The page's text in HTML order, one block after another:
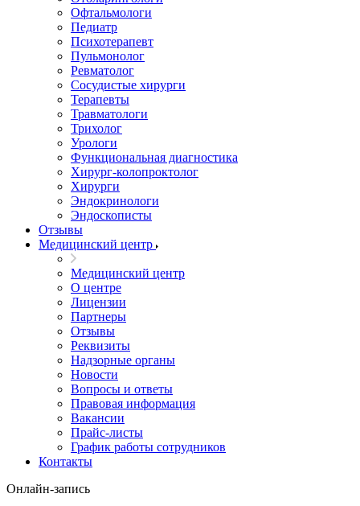
Офтальмологи
Педиатр
Психотерапевт
Пульмонолог
Ревматолог
Сосудистые хирурги
Терапевты
Травматологи
Трихолог
Урологи
Функциональная диагностика
Хирург-колопроктолог
Хирурги
Эндокринологи
Эндоскописты
Отзывы
Медицинский центр
Медицинский центр
О центре
Лицензии
Партнеры
Отзывы
Реквизиты
Надзорные органы
Новости
Вопросы и ответы
Правовая информация
Вакансии
Прайс-листы
График работы сотрудников
Контакты
Онлайн-запись